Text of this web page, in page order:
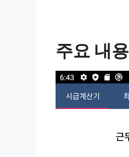
주요 내용